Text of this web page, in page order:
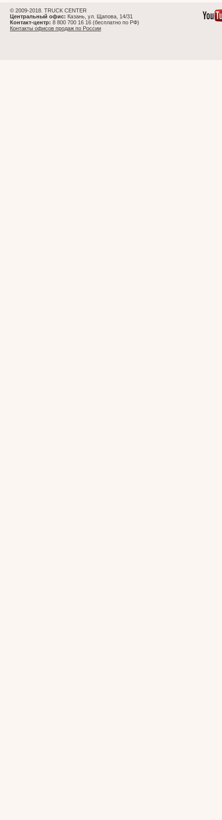
© 2009-2018. TRUCK CENTER
Центральный офис: Казань, ул. Щапова, 14/31
Контакт-центр: 8 800 700 16 16 (бесплатно по РФ)
Контакты офисов продаж по России